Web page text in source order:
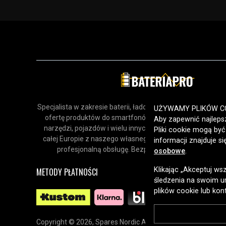
Barwa światła: Ciepła
Sprawdź, co oznaczają
Specjalista w zakresie baterii, ładowarek i akcesoriów.
ofertę produktów do smartfonów, urządzeń
narzędzi, pojazdów i wielu innych zastosowań.
całej Europie z naszego własnego magazynu, oferując
profesjonalną obsługę. Bezpieczne zakupy online od
METODY PŁATNOŚCI
Copyright © 2026, Spares Nordic AB
UŻYWAMY PLIKÓW
Aby zapewnić
Pliki cookie mogą
informacji znajduje
osobowe.
Klikając „Akceptuj
śledzenia na swoim
plików cookie lub